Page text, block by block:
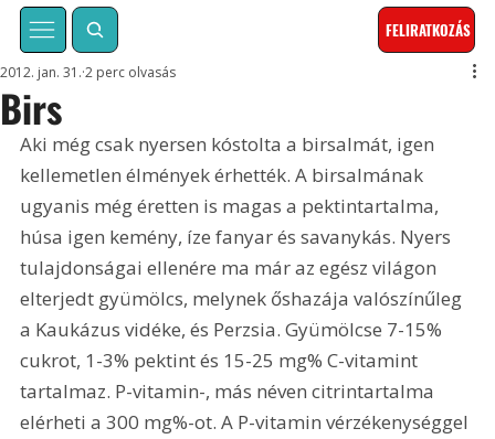
FELIRATKOZÁS
Birs
2012. jan. 31. 2 perc olvasás
Aki még csak nyersen kóstolta a birsalmát, igen
kellemetlen élmények érhették. A birsalmának
ugyanis még éretten is magas a pektintartalma,
húsa igen kemény, íze fanyar és savanykás. Nyers
tulajdonságai ellenére ma már az egész világon
elterjedt gyümölcs, melynek őshazája valószínűleg
a Kaukázus vidéke, és Perzsia. Gyümölcse 7-15%
cukrot, 1-3% pektint és 15-25 mg% C-vitamint
tartalmaz. P-vitamin-, más néven citrintartalma
elérheti a 300 mg%-ot. A P-vitamin vérzékenységgel